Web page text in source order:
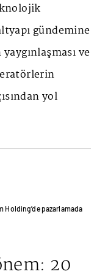
gündemine
ve
yol
Holding’de pazarlamada
20